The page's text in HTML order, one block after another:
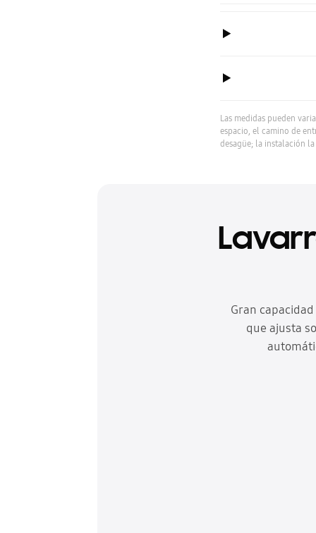
Las medidas pueden
espacio, el camino de
desagüe; la instalación
Gran
que ajusta